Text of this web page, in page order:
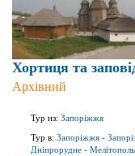
Хортиця та
Архівний
Тур из: Запоріжжя
Тур в: Запоріжжя -
Дніпрорудне - Мелітополь